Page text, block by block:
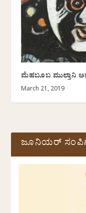
ಮೆಹಬೂಬ ಮುಲ್ತಾನಿ
March 21, 2019
ಜೂನಿಯರ್